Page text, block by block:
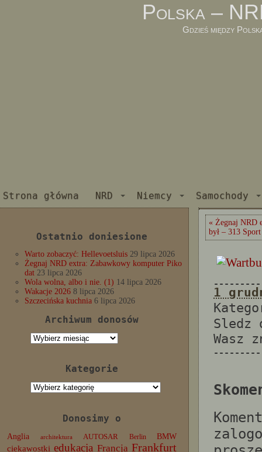
Polska –
Gdzieś między
Strona główna NRD Niemcy Samochody
Ostatnio doniesione
Warto zobaczyć: Hellevoetsluis 29 lipca 2026
Żegnaj NRD extra: Zabawkowy komputer Piko
dat 23 lipca 2026
Wola wolna, albo i nie. (1) 14 lipca 2026
Wakacje 2026 8 lipca 2026
Szczecińska kuchnia 6 lipca 2026
Archiwum donosów
Archiwum
Kategorie
Kategorie
Donosimy o
Anglia architektura AUTOSAR Berlin BMW
ciekawostki edukacja Francja Frankfurt
« Żegnaj NRD
był – 313 Sport
1
Sledz
Wasz